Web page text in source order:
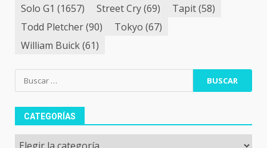
Solo G1 (1657) Street Cry(69) Tapit(58)
Todd Pletcher(90) Tokyo (67)
William Buick(61)
Buscar:
CATEGORÍAS
Categorías